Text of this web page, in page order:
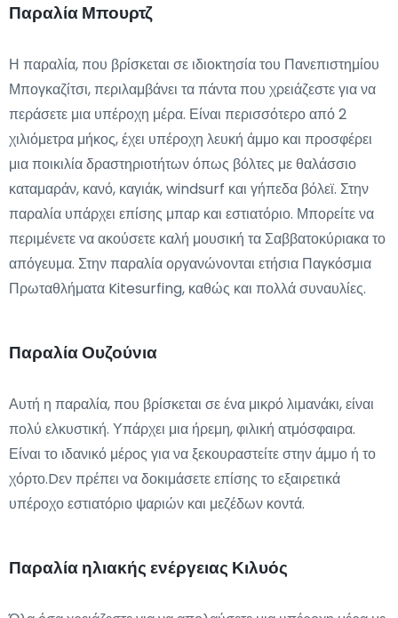
Παραλία Μπουρτζ
Η παραλία, που βρίσκεται σε ιδιοκτησία του Πανεπιστημίου
Μπογκαζίτσι, περιλαμβάνει τα πάντα που χρειάζεστε για να
περάσετε μια υπέροχη μέρα. Είναι περισσότερο από 2
χιλιόμετρα μήκος, έχει υπέροχη λευκή άμμο και προσφέρει
μια ποικιλία δραστηριοτήτων όπως βόλτες με θαλάσσιο
καταμαράν, κανό, καγιάκ, windsurf και γήπεδα βόλεϊ. Στην
παραλία υπάρχει επίσης μπαρ και εστιατόριο. Μπορείτε να
περιμένετε να ακούσετε καλή μουσική τα Σαββατοκύριακα το
απόγευμα. Στην παραλία οργανώνονται ετήσια Παγκόσμια
Πρωταθλήματα Kitesurfing, καθώς και πολλά συναυλίες.
Παραλία Ουζούνια
Αυτή η παραλία, που βρίσκεται σε ένα μικρό λιμανάκι, είναι
πολύ ελκυστική. Υπάρχει μια ήρεμη, φιλική ατμόσφαιρα.
Είναι το ιδανικό μέρος για να ξεκουραστείτε στην άμμο ή το
χόρτο.Dεν πρέπει να δοκιμάσετε επίσης το εξαιρετικά
υπέροχο εστιατόριο ψαριών και μεζέδων κοντά.
Παραλία ηλιακής ενέργειας Κιλυός